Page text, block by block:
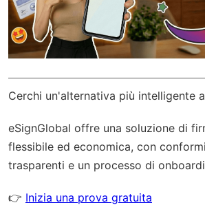
Cerchi un'alternativa più intelligente
eSignGlobal offre una soluzione di
flessibile ed economica, con
trasparenti e un processo di
👉 Inizia una prova gratuita